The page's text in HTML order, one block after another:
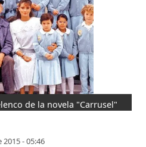
de la novela "Carrusel"
- 05:46